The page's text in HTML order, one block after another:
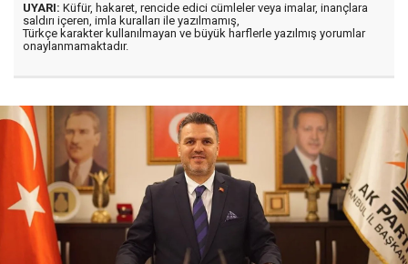
UYARI: Küfür, hakaret, rencide edici cümleler veya imalar, inançlara
saldırı içeren, imla kuralları ile yazılmamış,
Türkçe karakter kullanılmayan ve büyük harflerle yazılmış yorumlar
onaylanmamaktadır.